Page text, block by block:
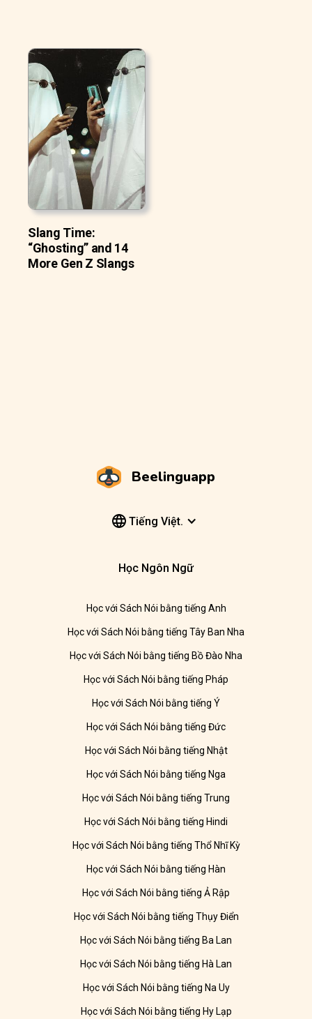
Slang Time:
“Ghosting” and 14
More Gen Z Slangs
Beelinguapp
Tiếng Việt.
Học Ngôn Ngữ
Học với Sách Nói bằng tiếng Anh
Học với Sách Nói bằng tiếng Tây Ban Nha
Học với Sách Nói bằng tiếng Bồ Đào Nha
Học với Sách Nói bằng tiếng Pháp
Học với Sách Nói bằng tiếng Ý
Học với Sách Nói bằng tiếng Đức
Học với Sách Nói bằng tiếng Nhật
Học với Sách Nói bằng tiếng Nga
Học với Sách Nói bằng tiếng Trung
Học với Sách Nói bằng tiếng Hindi
Học với Sách Nói bằng tiếng Thổ Nhĩ Kỳ
Học với Sách Nói bằng tiếng Hàn
Học với Sách Nói bằng tiếng Ả Rập
Học với Sách Nói bằng tiếng Thụy Điển
Học với Sách Nói bằng tiếng Ba Lan
Học với Sách Nói bằng tiếng Hà Lan
Học với Sách Nói bằng tiếng Na Uy
Học với Sách Nói bằng tiếng Hy Lạp